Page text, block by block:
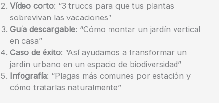
Vídeo corto: “3 trucos para que tus plantas
sobrevivan las vacaciones”
Guía descargable: “Cómo montar un jardín vertical
en casa”
Caso de éxito: “Así ayudamos a transformar un
jardín urbano en un espacio de biodiversidad”
Infografía: “Plagas más comunes por estación y
cómo tratarlas naturalmente”